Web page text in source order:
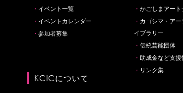
イベント一覧
イベントカレンダー
参加者募集
KCICについて
かごしまアート
カゴシマ・ア
イブラリー
伝統芸能団体
助成金など支援
リンク集